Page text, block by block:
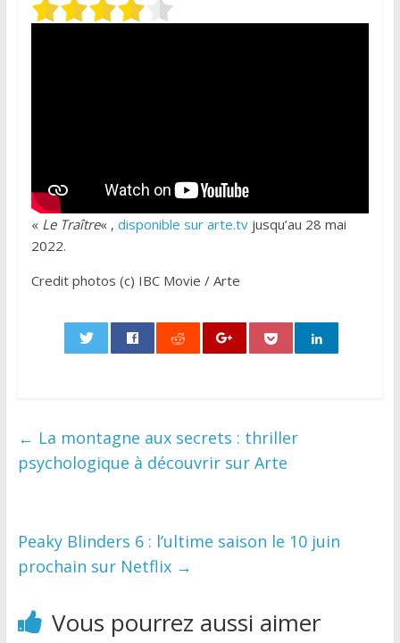
« Le Traître« , disponible sur arte.tvjusqu’au 28 mai
2022.
Credit photos (c) IBC Movie / Arte
← La montagne aux secrets : thriller
psychologique à découvrir sur Arte
Peaky Blinders 6 : l’ultime saison le 10 juin
prochain sur Netflix →
Vous pourrez aussi aimer